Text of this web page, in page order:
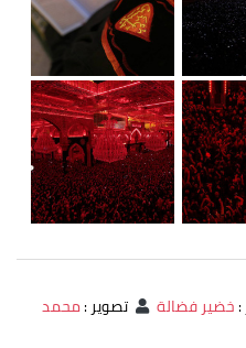
:خضير فضالة تصوير:محمد